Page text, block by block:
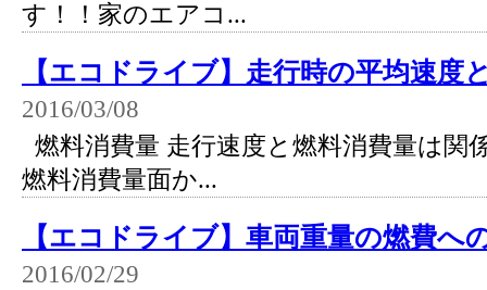
す！！家のエアコ...
【エコドライブ】走行時の平均速度
2016/03/08
燃料消費量 走行速度と燃料消費量は関
燃料消費量面か...
【エコドライブ】車両重量の燃費へ
2016/02/29